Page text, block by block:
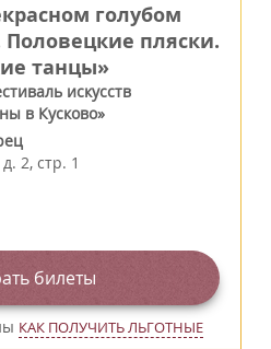
голубом
пляски.
танцы»
искусств
в Кусково»
2, стр. 1
билеты
КАК ПОЛУЧИТЬ ЛЬГОТНЫЕ